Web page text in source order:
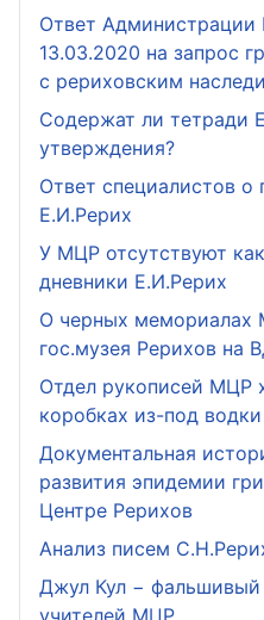
Ответ Администрации
13.03.2020 на запрос
с рериховским
Содержат ли тетради
утверждения?
Ответ специалистов о
Е.И.Рерих
У МЦР отсутствуют
дневники Е.И.Рерих
О черных мемориалах
гос.музея Рерихов на
Отдел рукописей МЦР
коробках из-под водки
Документальная
развития эпидемии
Центре Рерихов
Анализ писем
Джул Кул − фальшивый